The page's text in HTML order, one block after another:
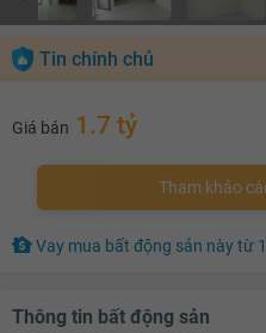
Tin chính chủ
Giá bán 1.7 tỷ
Tham khảo
Vay mua bất động sản nàytừ
Thông tin bất động sản